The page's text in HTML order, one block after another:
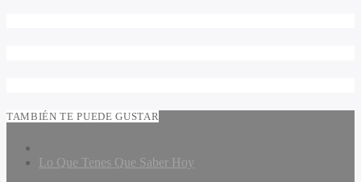
TAMBIÉN TE PUEDE GUSTAR
Lo Que Tenes Que Saber Hoy